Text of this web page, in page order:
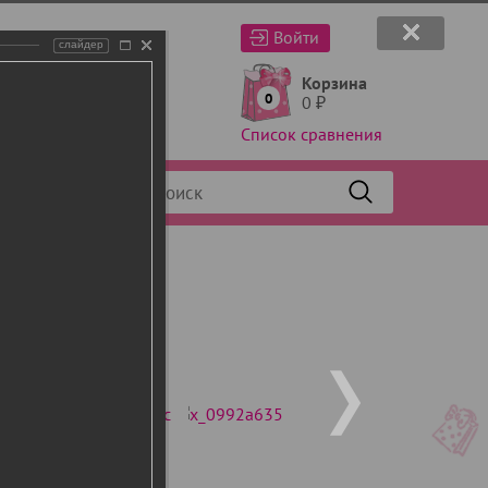
Войти
0
Корзина
0 ₽
Список сравнения
слайдер